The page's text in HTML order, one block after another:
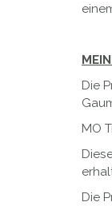
Die
MO
Die